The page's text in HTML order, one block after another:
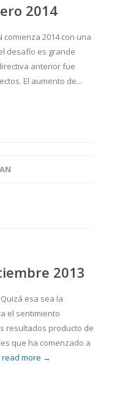
2014
comienza 2014 con una
desafío es grande
anterior fue
El aumento de...
2013
Quizá esa sea la
el sentimiento
resultados producto de
que ha comenzado a
read more →